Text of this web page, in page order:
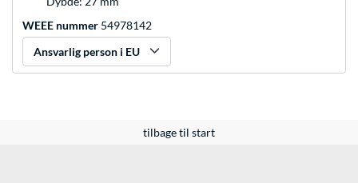
WEEE nummer 54978142
Ansvarlig person i EU
tilbage til start